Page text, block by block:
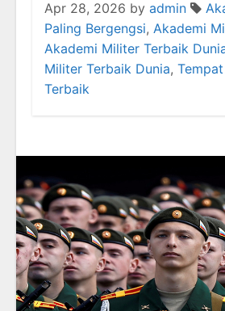
Apr 28, 2026 by admin
Paling Bergengsi, Akademi
Akademi Militer Terbaik
Militer Terbaik Dunia,
Terbaik